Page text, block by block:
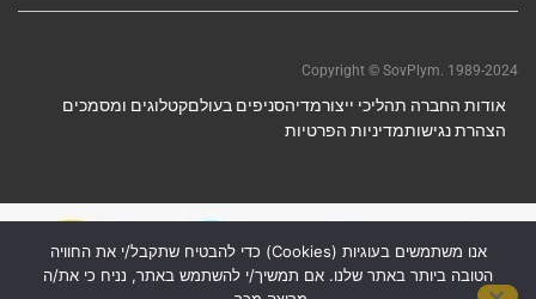
Copyright © SovPlym. 1989-2024
אודות החברה תהליכי ייצורמדיהסניפים בעולםקטלוגים ומסמכים
הצהרת נגישותמדיניות הפרטיות
אנו משתמשים בעוגיות (Cookies) כדי להבטיח שתקבל/י את החוויה
הטובה ביותר באתר שלנו. אם תמשיך/י להשתמש באתר, נניח כי את/ה